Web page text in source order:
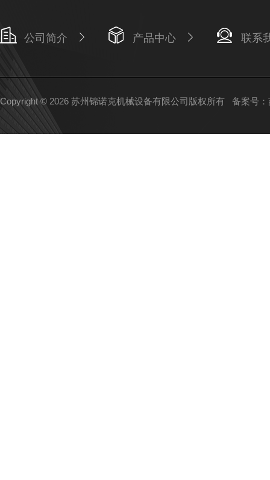
公司简介 产品中心 联系
Copyright © 2026 苏州锦诺克机械设备有限公司版权所有 备案号：